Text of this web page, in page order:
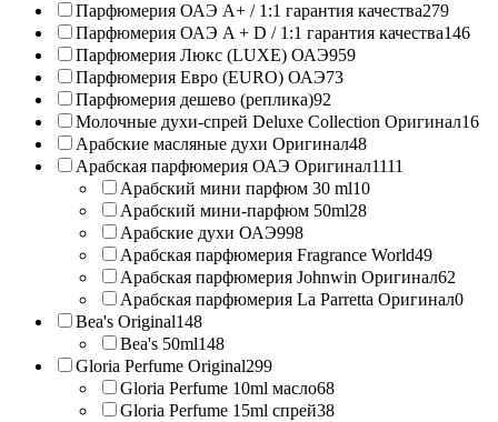
Парфюмерия ОАЭ A+ / 1:1 гарантия качества279
Парфюмерия ОАЭ A + D / 1:1 гарантия качества146
Парфюмерия Люкс (LUXE) ОАЭ959
Парфюмерия Евро (EURO) ОАЭ73
Парфюмерия дешево (реплика)92
Молочные духи-спрей Deluxe Collection Оригинал16
Арабские масляные духи Оригинал48
Арабская парфюмерия ОАЭ Оригинал1111
Арабский мини парфюм 30 ml10
Арабский мини-парфюм 50ml28
Арабские духи ОАЭ998
Арабская парфюмерия Fragrance World49
Арабская парфюмерия Johnwin Оригинал62
Арабская парфюмерия La Parretta Оригинал0
Bea's Original148
Bea's 50ml148
Gloria Perfume Original299
Gloria Perfume 10ml масло68
Gloria Perfume 15ml спрей38